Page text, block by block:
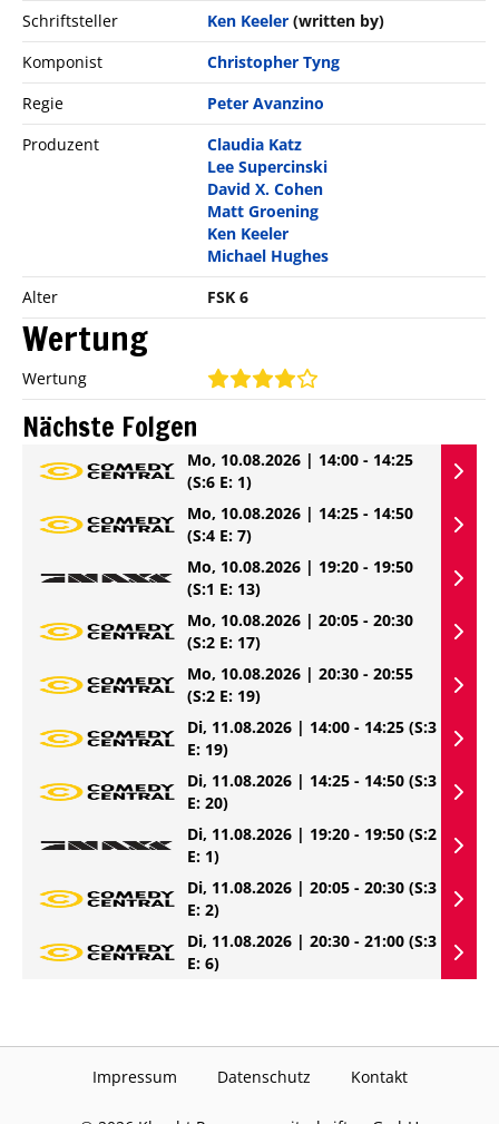
Schriftsteller
Ken Keeler (written by)
Komponist
Christopher Tyng
Regie
Peter Avanzino
Produzent
Claudia Katz
Lee Supercinski
David X. Cohen
Matt Groening
Ken Keeler
Michael Hughes
Alter
FSK 6
Wertung
Wertung
Nächste Folgen
Mo, 10.08.2026 | 14:00 - 14:25
(S:6 E: 1)
Mo, 10.08.2026 | 14:25 - 14:50
(S:4 E: 7)
Mo, 10.08.2026 | 19:20 - 19:50
(S:1 E: 13)
Mo, 10.08.2026 | 20:05 - 20:30
(S:2 E: 17)
Mo, 10.08.2026 | 20:30 - 20:55
(S:2 E: 19)
Di, 11.08.2026 | 14:00 - 14:25 (S:3
E: 19)
Di, 11.08.2026 | 14:25 - 14:50 (S:3
E: 20)
Di, 11.08.2026 | 19:20 - 19:50 (S:2
E: 1)
Di, 11.08.2026 | 20:05 - 20:30 (S:3
E: 2)
Di, 11.08.2026 | 20:30 - 21:00 (S:3
E: 6)
Impressum Datenschutz Kontakt